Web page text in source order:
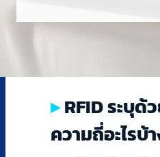
สินค้า กล้องอ่านป้าย
RFID
ตู้คิดเงิน
บทความ
RFID ระบุด้
ความถี่อะไรบ้